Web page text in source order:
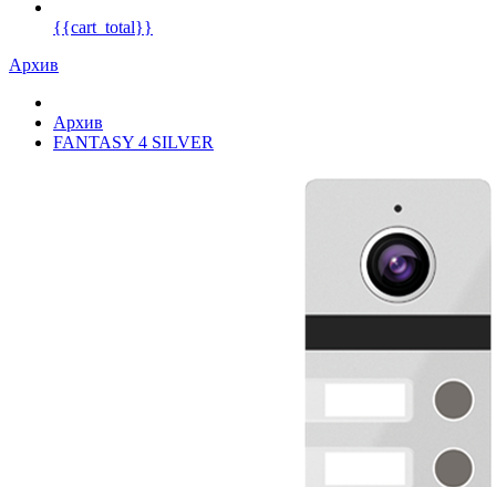
{{cart_total}}
Архив
Архив
FANTASY 4 SILVER